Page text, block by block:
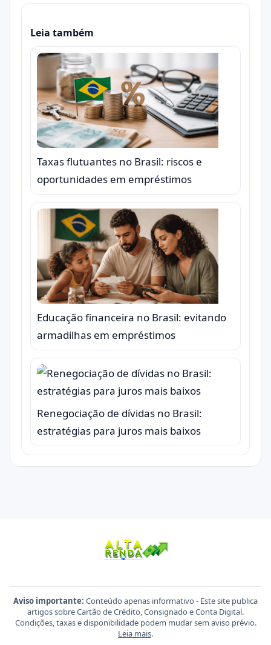
Leia também
Taxas flutuantes no Brasil: riscos e
oportunidades em empréstimos
Educação financeira no Brasil: evitando
armadilhas em empréstimos
Renegociação de dívidas no Brasil:
estratégias para juros mais baixos
Aviso importante: Conteúdo apenas informativo - Este site publica
artigos sobre Cartão de Crédito, Consignado e Conta Digital.
Condições, taxas e disponibilidade podem mudar sem aviso prévio.
Leia mais.